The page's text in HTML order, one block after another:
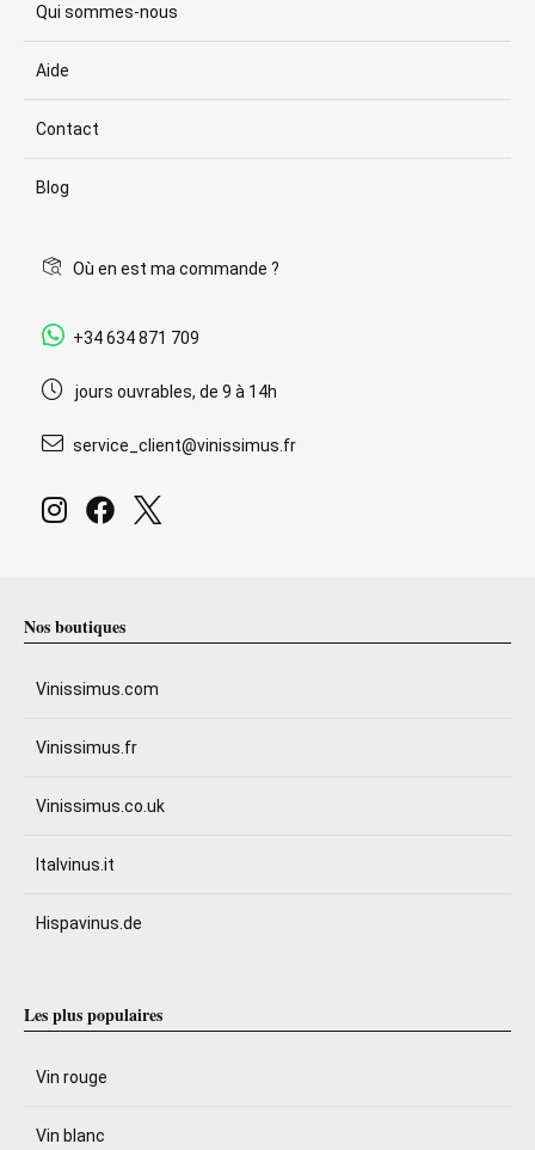
Qui sommes-nous
Aide
Contact
Blog
Où en est ma commande ?
+34 634 871 709
jours ouvrables, de 9 à 14h
service_client@vinissimus.fr
Nos boutiques
Vinissimus.com
Vinissimus.fr
Vinissimus.co.uk
Italvinus.it
Hispavinus.de
Les plus populaires
Vin rouge
Vin blanc